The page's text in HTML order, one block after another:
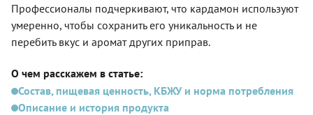
Профессионалы подчеркивают, что кардамон используют
умеренно, чтобы сохранить его уникальность и не
перебить вкус и аромат других приправ.
О чем расскажем в статье:
Состав, пищевая ценность, КБЖУ и норма потребления
Описание и история продукта